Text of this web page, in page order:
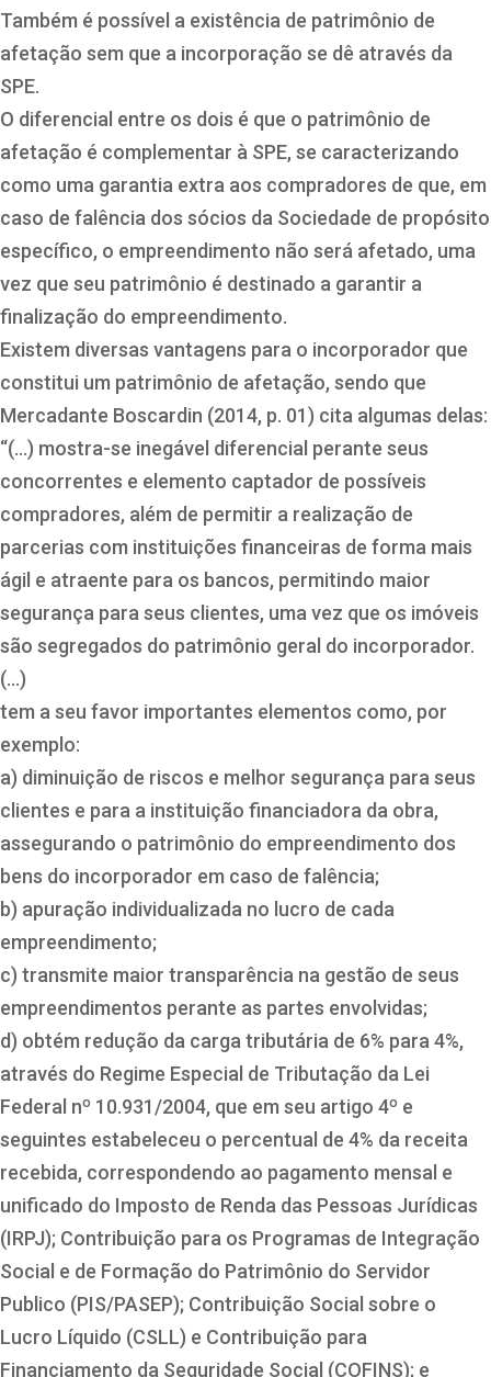
Também é possível a existência de patrimônio de
afetação sem que a incorporação se dê através da
SPE.
O diferencial entre os dois é que o patrimônio de
afetação é complementar à SPE, se caracterizando
como uma garantia extra aos compradores de que, em
caso de falência dos sócios da Sociedade de propósito
específico, o empreendimento não será afetado, uma
vez que seu patrimônio é destinado a garantir a
finalização do empreendimento.
Existem diversas vantagens para o incorporador que
constitui um patrimônio de afetação, sendo que
Mercadante Boscardin (2014, p. 01) cita algumas delas:
“(…) mostra-se inegável diferencial perante seus
concorrentes e elemento captador de possíveis
compradores, além de permitir a realização de
parcerias com instituições financeiras de forma mais
ágil e atraente para os bancos, permitindo maior
segurança para seus clientes, uma vez que os imóveis
são segregados do patrimônio geral do incorporador.
(…)
tem a seu favor importantes elementos como, por
exemplo:
a) diminuição de riscos e melhor segurança para seus
clientes e para a instituição financiadora da obra,
assegurando o patrimônio do empreendimento dos
bens do incorporador em caso de falência;
b) apuração individualizada no lucro de cada
empreendimento;
c) transmite maior transparência na gestão de seus
empreendimentos perante as partes envolvidas;
d) obtém redução da carga tributária de 6% para 4%,
através do Regime Especial de Tributação da Lei
Federal nº 10.931/2004, que em seu artigo 4º e
seguintes estabeleceu o percentual de 4% da receita
recebida, correspondendo ao pagamento mensal e
unificado do Imposto de Renda das Pessoas Jurídicas
(IRPJ); Contribuição para os Programas de Integração
Social e de Formação do Patrimônio do Servidor
Publico (PIS/PASEP); Contribuição Social sobre o
Lucro Líquido (CSLL) e Contribuição para
Financiamento da Seguridade Social (COFINS); e